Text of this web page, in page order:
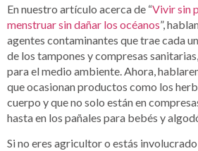
En nuestro artículo acerca de “Vivir sin
menstruar sin dañar los océanos”,
agentes contaminantes que trae cada
de los tampones y compresas
para el medio ambiente. Ahora,
que ocasionan productos como los
cuerpo y que no solo están en
hasta en los pañales para bebés y
Si no eres agricultor o estás